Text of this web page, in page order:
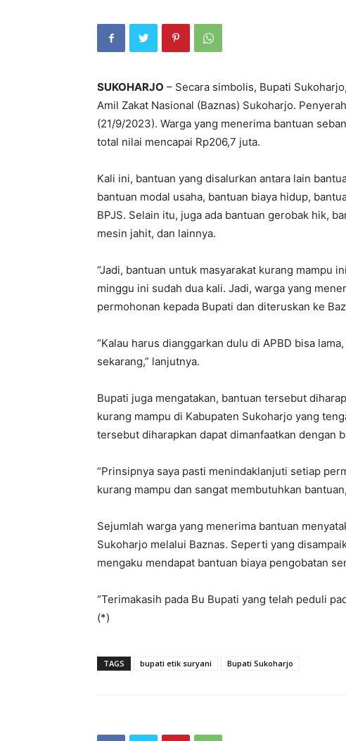
SUKOHARJO – Secara simbolis, Bupati
Amil Zakat Nasional (Baznas) Sukoharjo.
(21/9/2023). Warga yang menerima bantuan
total nilai mencapai Rp206,7 juta.
Kali ini, bantuan yang disalurkan antara lain
bantuan modal usaha, bantuan biaya hidup,
BPJS. Selain itu, juga ada bantuan gerobak hik,
mesin jahit, dan lainnya.
“Jadi, bantuan untuk masyarakat kurang mampu
minggu ini sudah dua kali. Jadi, warga yang
permohonan kepada Bupati dan diteruskan ke
“Kalau harus dianggarkan dulu di APBD bisa
sekarang,” lanjutnya.
Bupati juga mengatakan, bantuan tersebut
kurang mampu di Kabupaten Sukoharjo yang
tersebut diharapkan dapat dimanfaatkan dengan
“Prinsipnya saya pasti menindaklanjuti setiap
kurang mampu dan sangat membutuhkan
Sejumlah warga yang menerima bantuan
Sukoharjo melalui Baznas. Seperti yang
mengaku mendapat bantuan biaya pengobatan
“Terimakasih pada Bu Bupati yang telah peduli
(*)
TAGS bupati etik suryani Bupati Sukoharjo